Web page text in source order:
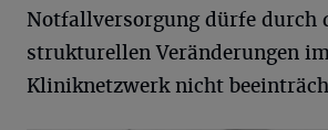
Notfallversorgung dürfe durch
strukturellen Veränderungen
Kliniknetzwerk nicht